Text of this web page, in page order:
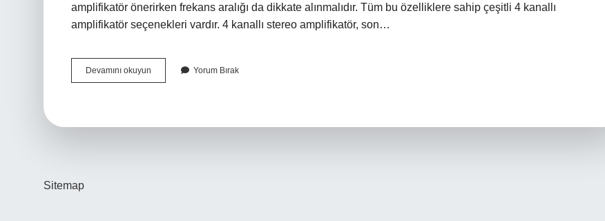
amplifikatör önerirken frekans aralığı da dikkate alınmalıdır. Tüm bu özelliklere sahip çeşitli 4 kanallı
amplifikatör seçenekleri vardır. 4 kanallı stereo amplifikatör, son…
Devamını okuyun
Çeşit
Yorum Bırak
Sitemap